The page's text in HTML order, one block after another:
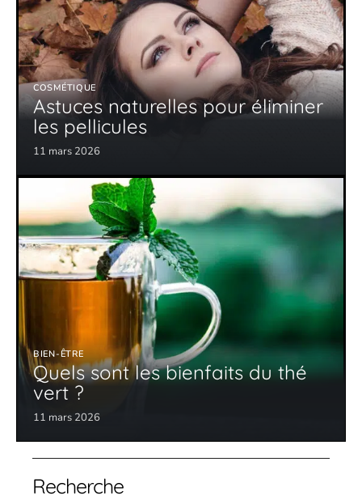
COSMÉTIQUE
Astuces naturelles pour éliminer
les pellicules
11 mars 2026
BIEN-ÊTRE
Quels sont les bienfaits du thé
vert ?
11 mars 2026
Recherche